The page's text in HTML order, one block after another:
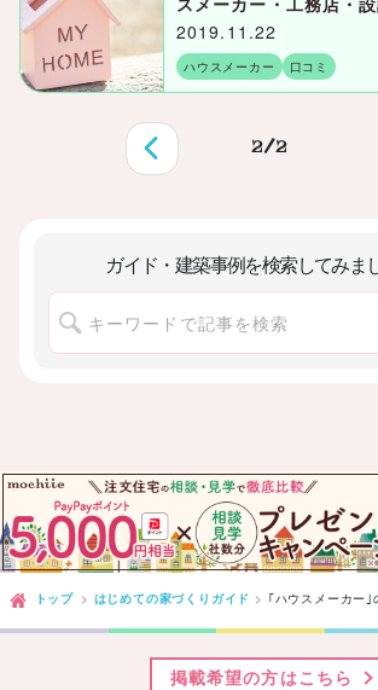
ミまとめ
2019.11.22
ハウスメーカー 口コミ
2/2
ガイド・建築事例を検索してみま
トップ はじめての家づくりガイド ｢ハウスメーカー｣
掲載希望の方はこちら